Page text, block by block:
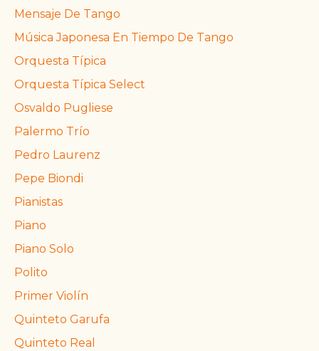
Mensaje De Tango
Música Japonesa En Tiempo De Tango
Orquesta Típica
Orquesta Típica Select
Osvaldo Pugliese
Palermo Trío
Pedro Laurenz
Pepe Biondi
Pianistas
Piano
Piano Solo
Polito
Primer Violín
Quinteto Garufa
Quinteto Real